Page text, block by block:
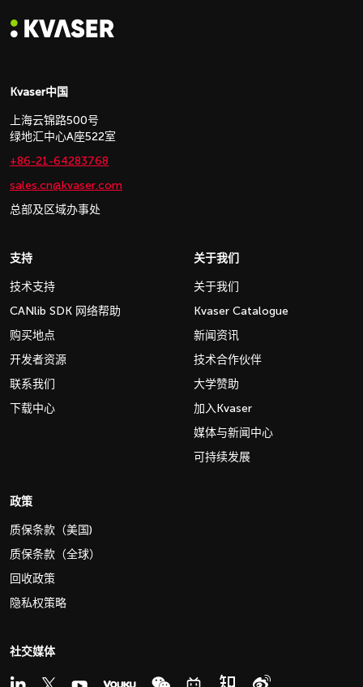
Kvaser中国
上海云锦路500号
绿地汇中心A座522室
+86-21-64283768
sales.cn@kvaser.com
总部及区域办事处
支持
技术支持
CANlib SDK 网络帮助
购买地点
开发者资源
联系我们
下载中心
关于我们
关于我们
Kvaser Catalogue
新闻资讯
技术合作伙伴
大学赞助
加入Kvaser
媒体与新闻中心
可持续发展
政策
质保条款（美国)
质保条款（全球）
回收政策
隐私权策略
社交媒体